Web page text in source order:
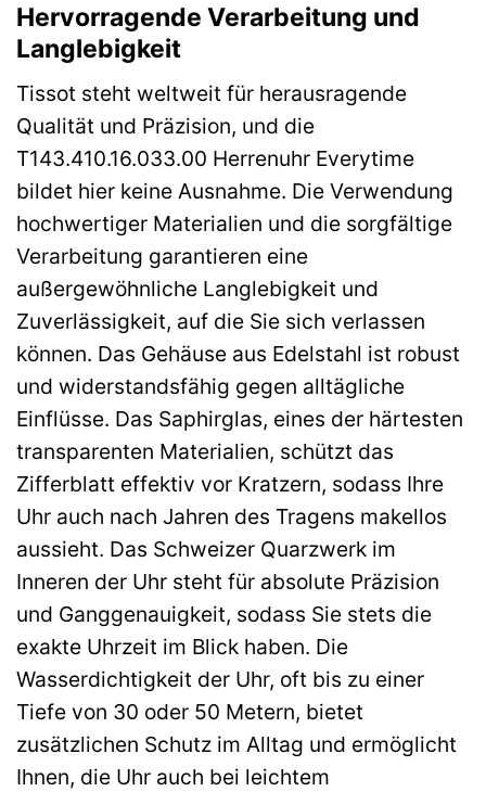
Hervorragende Verarbeitung und
Langlebigkeit
Tissot steht weltweit für herausragende
Qualität und Präzision, und die
T143.410.16.033.00 Herrenuhr Everytime
bildet hier keine Ausnahme. Die Verwendung
hochwertiger Materialien und die sorgfältige
Verarbeitung garantieren eine
außergewöhnliche Langlebigkeit und
Zuverlässigkeit, auf die Sie sich verlassen
können. Das Gehäuse aus Edelstahl ist robust
und widerstandsfähig gegen alltägliche
Einflüsse. Das Saphirglas, eines der härtesten
transparenten Materialien, schützt das
Zifferblatt effektiv vor Kratzern, sodass Ihre
Uhr auch nach Jahren des Tragens makellos
aussieht. Das Schweizer Quarzwerk im
Inneren der Uhr steht für absolute Präzision
und Ganggenauigkeit, sodass Sie stets die
exakte Uhrzeit im Blick haben. Die
Wasserdichtigkeit der Uhr, oft bis zu einer
Tiefe von 30 oder 50 Metern, bietet
zusätzlichen Schutz im Alltag und ermöglicht
Ihnen, die Uhr auch bei leichtem